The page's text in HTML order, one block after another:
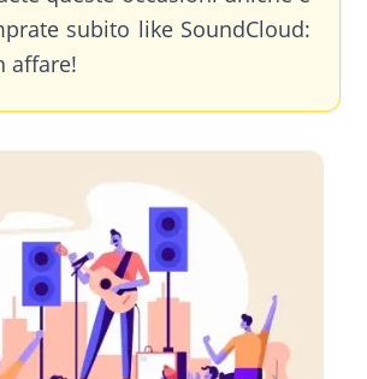
subito like SoundCloud:
affare!